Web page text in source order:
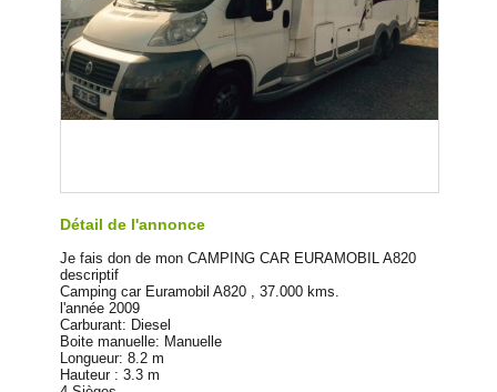
Détail de l'annonce
Je fais don de mon CAMPING CAR EURAMOBIL A820
descriptif
Camping car Euramobil A820 , 37.000 kms.
l'année 2009
Carburant: Diesel
Boite manuelle: Manuelle
Longueur: 8.2 m
Hauteur : 3.3 m